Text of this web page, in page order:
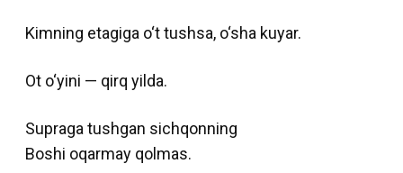
Kimning etagiga o‘t tushsa, o‘sha kuyar.
Ot o‘yini — qirq yilda.
Supraga tushgan sichqonning
Boshi oqarmay qolmas.